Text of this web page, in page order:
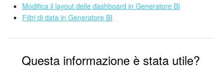
Modifica il layout delle dashboard in Generatore BI
Filtri di data in Generatore BI
Questa informazione è stata utile?